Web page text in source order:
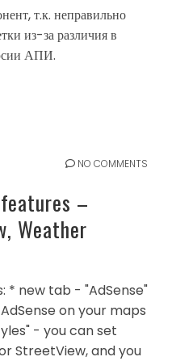
т.к. неправильно
из-за различия в
АПИ.
NO COMMENTS
–
Weather
* new tab - "AdSense"
on your maps
- you can set
StreetView, and you